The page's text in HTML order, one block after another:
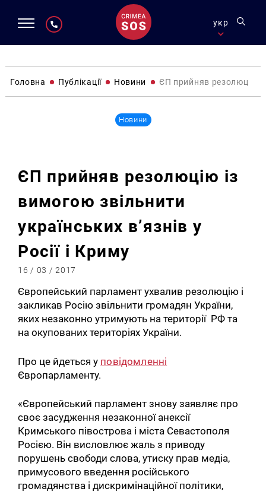
укр
Головна Публікації Новини ЄП прийняв резолюцію із
Новини
ЄП прийняв резолюцію із
вимогою звільнити
українських в’язнів у
Росії і Криму
16 / 03 / 2017
Європейський парламент ухвалив резолюцію і
закликав Росію звільнити громадян України,
яких незаконно утримують на території РФ та
на окупованих територіях України.
Про це йдеться у повідомленні
Європарламенту.
«Європейський парламент знову заявляє про
своє засудження незаконної анексії
Кримського півострова і міста Севастополя
Росією. Він висловлює жаль з приводу
порушень свободи слова, утиску прав медіа,
примусового введення російського
громадянства і дискримінаційної політики,